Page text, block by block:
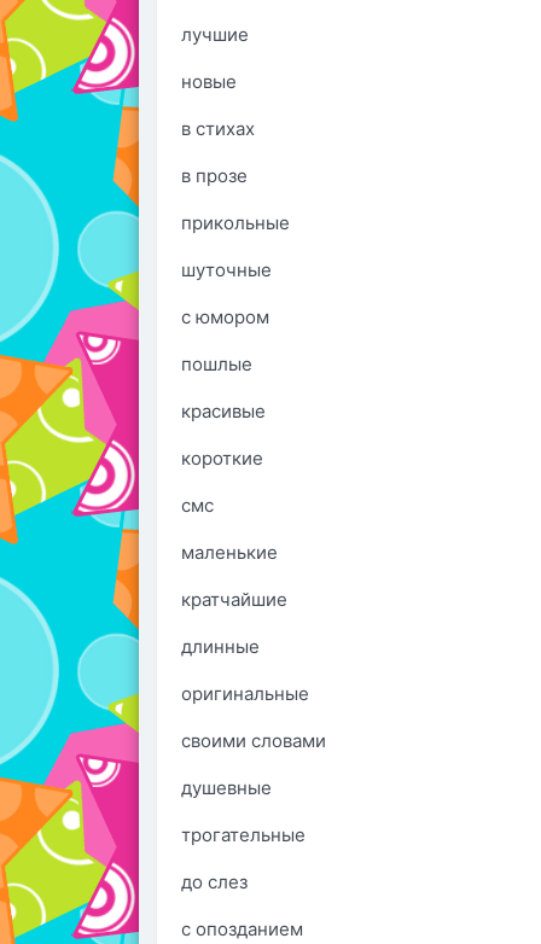
лучшие
новые
в стихах
в прозе
прикольные
шуточные
с юмором
пошлые
красивые
короткие
смс
маленькие
кратчайшие
длинные
оригинальные
своими словами
душевные
трогательные
до слез
с опозданием